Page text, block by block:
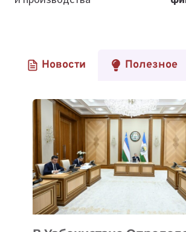
Новости Полезное